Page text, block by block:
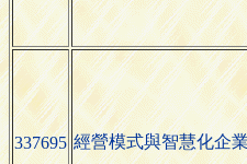
337695 經營模式與智慧化企